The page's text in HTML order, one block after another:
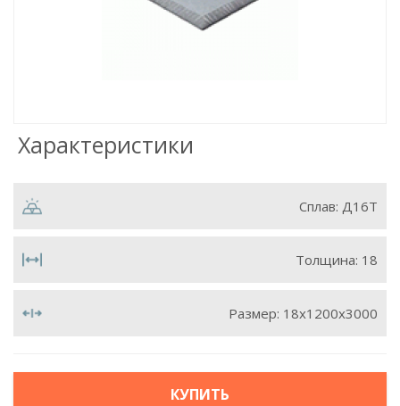
Характеристики
Сплав: Д16Т
Толщина: 18
Размер: 18х1200х3000
КУПИТЬ